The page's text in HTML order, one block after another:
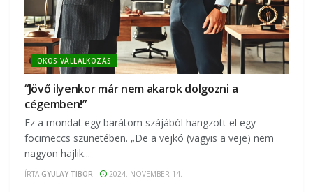
OKOS VÁLLALKOZÁS
“Jövő ilyenkor már nem akarok dolgozni a
cégemben!”
Ez a mondat egy barátom szájából hangzott el egy
focimeccs szünetében. „De a vejkó (vagyis a veje) nem
nagyon hajlik...
ÍRTA GYULAY TIBOR 2024. NOVEMBER 14.